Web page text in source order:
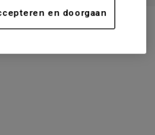
en doorgaan